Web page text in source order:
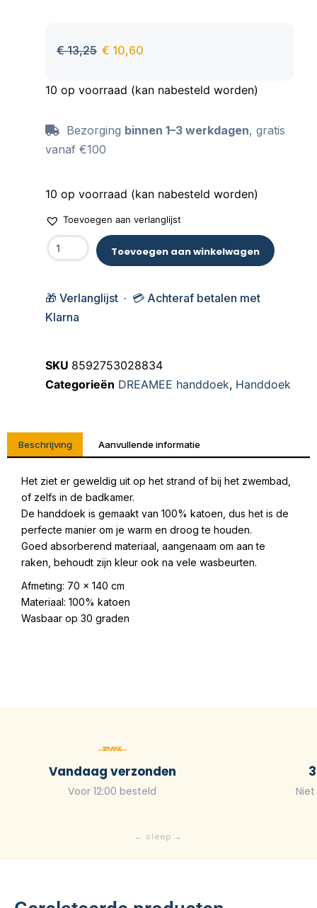
wasbeurten.
€13,25 € 10,60
10 op voorraad (kan nabesteld worden)
Bezorging binnen 1–3 werkdagen, gratis
vanaf €100
10 op voorraad (kan nabesteld worden)
Toevoegen aan verlanglijst
Toevoegen aan winkelwagen
🎁 Verlanglijst · 💳 Achteraf betalen met
Klarna
SKU 8592753028834
Categorieën DREAMEE handdoek, Handdoek
Beschrijving Aanvullende informatie
Het ziet er geweldig uit op het strand of bij het zwembad,
of zelfs in de badkamer.
De handdoek is gemaakt van 100% katoen, dus het is de
perfecte manier om je warm en droog te houden.
Goed absorberend materiaal, aangenaam om aan te
raken, behoudt zijn kleur ook na vele wasbeurten.
Afmeting: 70 x 140 cm
Materiaal: 100% katoen
Wasbaar op 30 graden
Vandaag verzonden
Voor 12:00 besteld